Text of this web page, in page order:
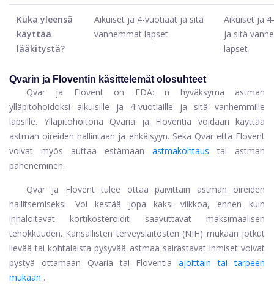
Kuka yleensä
käyttää
lääkitystä?
Aikuiset ja 4-vuotiaat ja sitä
vanhemmat lapset
Aikuiset ja
ja sitä
lapset
Qvarin ja Floventin käsittelemät olosuhteet
Qvar ja Flovent on FDA: n hyväksymä astman
ylläpitohoidoksi aikuisille ja 4-vuotiaille ja sitä vanhemmille
lapsille. Ylläpitohoitona Qvaria ja Floventia voidaan käyttää
astman oireiden hallintaan ja ehkäisyyn. Sekä Qvar että Flovent
voivat myös auttaa estämään astmakohtaus tai astman
paheneminen.
Qvar ja Flovent tulee ottaa päivittäin astman oireiden
hallitsemiseksi. Voi kestää jopa kaksi viikkoa, ennen kuin
inhaloitavat kortikosteroidit saavuttavat maksimaalisen
tehokkuuden. Kansallisten terveyslaitosten (NIH) mukaan jotkut
lievää tai kohtalaista pysyvää astmaa sairastavat ihmiset voivat
pystyä ottamaan Qvaria tai Floventiaajoittain tai tarpeen
mukaan .